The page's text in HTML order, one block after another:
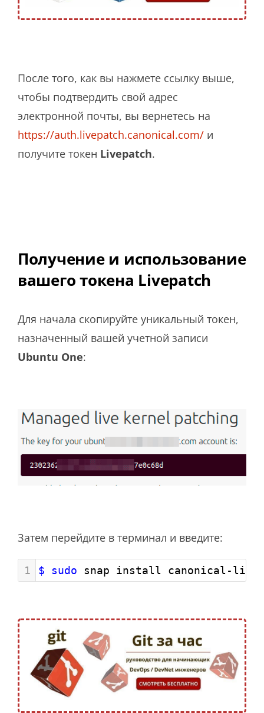
После того, как вы нажмете ссылку выше,
чтобы подтвердить свой адрес
электронной почты, вы вернетесь на
https://auth.livepatch.canonical.com/ и
получите токен Livepatch.
Получение и использование
вашего токена Livepatch
Для начала скопируйте уникальный токен,
назначенный вашей учетной записи
Ubuntu One:
Затем перейдите в терминал и введите:
1 $ sudo snap install canonical-